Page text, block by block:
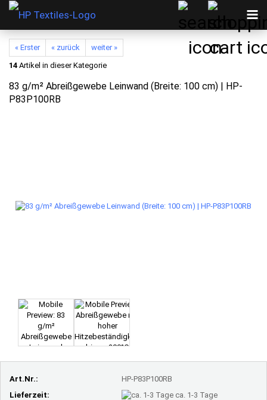
« Erster « zurück
weiter »
14 Artikel in dieser Kategorie
83 g/m² Abreißgewebe Leinwand (Breite: 100 cm) | HP-
P83P100RB
Art.Nr.:
HP-P83P100RB
Lieferzeit:
ca. 1-3 Tage